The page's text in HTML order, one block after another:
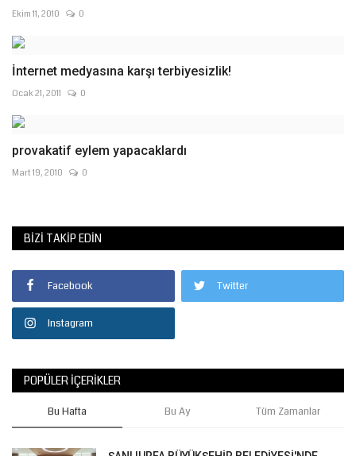
Ekim 11, 2010 0
İnternet medyasına karşı terbiyesizlik!
Ocak 21, 2011 0
provakatif eylem yapacaklardı
Mart 19, 2010 0
BIZI TAKIP EDIN
Facebook Twitter
Instagram
POPÜLER İÇERIKLER
Bu Hafta Bu Ay Tüm Zamanlar